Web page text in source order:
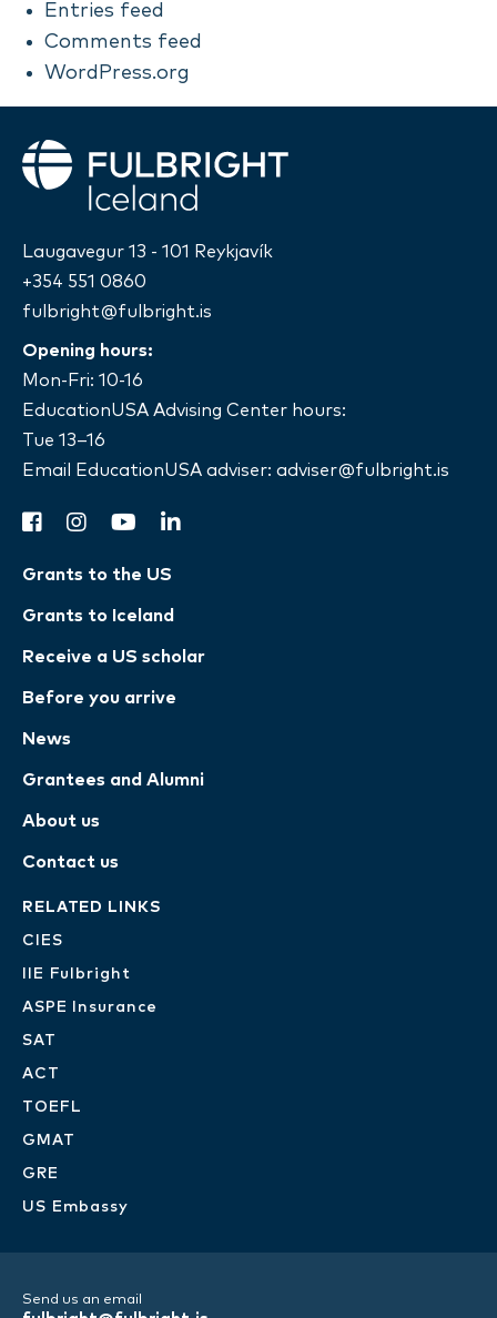
Entries feed
Comments feed
WordPress.org
Fulbright
Laugavegur 13 - 101 Reykjavík
+354 551 0860
fulbright@fulbright.is
Opening hours:
Mon-Fri: 10-16
EducationUSA Advising Center hours:
Tue 13–16
Email EducationUSA adviser: adviser@fulbright.is
facebook
instagram
youtubelinkedin
Grants to the US
Grants to Iceland
Receive a US scholar
Before you arrive
News
Grantees and Alumni
About us
Contact us
RELATED LINKS
CIES
IIE Fulbright
ASPE Insurance
SAT
ACT
TOEFL
GMAT
GRE
US Embassy
Send us an email